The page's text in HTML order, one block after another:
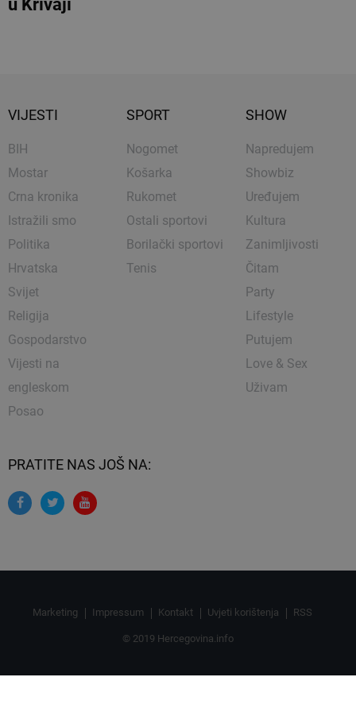
u Krivaji
VIJESTI
BIH
Mostar
Crna kronika
Istražili smo
Politika
Hrvatska
Svijet
Religija
Gospodarstvo
Vijesti na
engleskom
Posao
SPORT
Nogomet
Košarka
Rukomet
Ostali sportovi
Borilački sportovi
Tenis
SHOW
Napredujem
Showbiz
Uređujem
Kultura
Zanimljivosti
Čitam
Party
Lifestyle
Putujem
Love & Sex
Uživam
PRATITE NAS JOŠ NA:
Marketing Impressum Kontakt Uvjeti korištenja RSS
© 2019 Hercegovina.info